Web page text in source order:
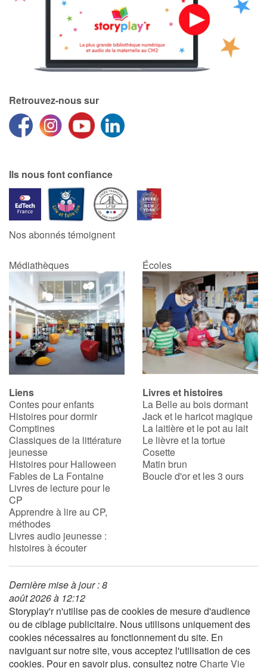
Retrouvez-nous sur
Ils nous font confiance
Nos abonnés témoignent
Médiathèques Écoles
Liens
Contes pour enfants
Histoires pour dormir
Comptines
Classiques de la littérature
jeunesse
Histoires pour Halloween
Fables de La Fontaine
Livres de lecture pour le
CP
Apprendre à lire au CP,
méthodes
Livres audio jeunesse :
histoires à écouter
Livres et histoires
La Belle au bois dormant
Jack et le haricot magique
La laitière et le pot au lait
Le lièvre et la tortue
Cosette
Matin brun
Boucle d'or et les 3 ours
Dernière mise à jour : 8
août 2026 à 12:12
Storyplay'r n'utilise pas de cookies de mesure d'audience
ou de ciblage publicitaire. Nous utilisons uniquement des
cookies nécessaires au fonctionnement du site. En
naviguant sur notre site, vous acceptez l'utilisation de ces
cookies. Pour en savoir plus, consultez notreCharte Vie